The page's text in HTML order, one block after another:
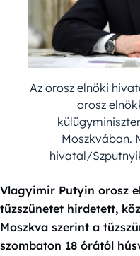
Az orosz elnöki
orosz
Moszkvában.
hivatal/
Vlagyimir Putyin orosz
tűzszünetet hirdetett,
Moszkva szerint a
szombaton 18 órától